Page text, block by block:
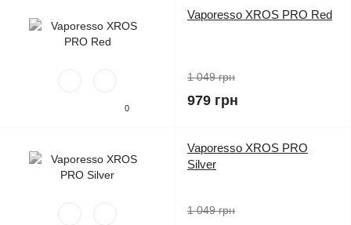
0
Vaporesso XROS PRO Red
1 049 грн
979 грн
Vaporesso XROS PRO
Silver
1 049 грн